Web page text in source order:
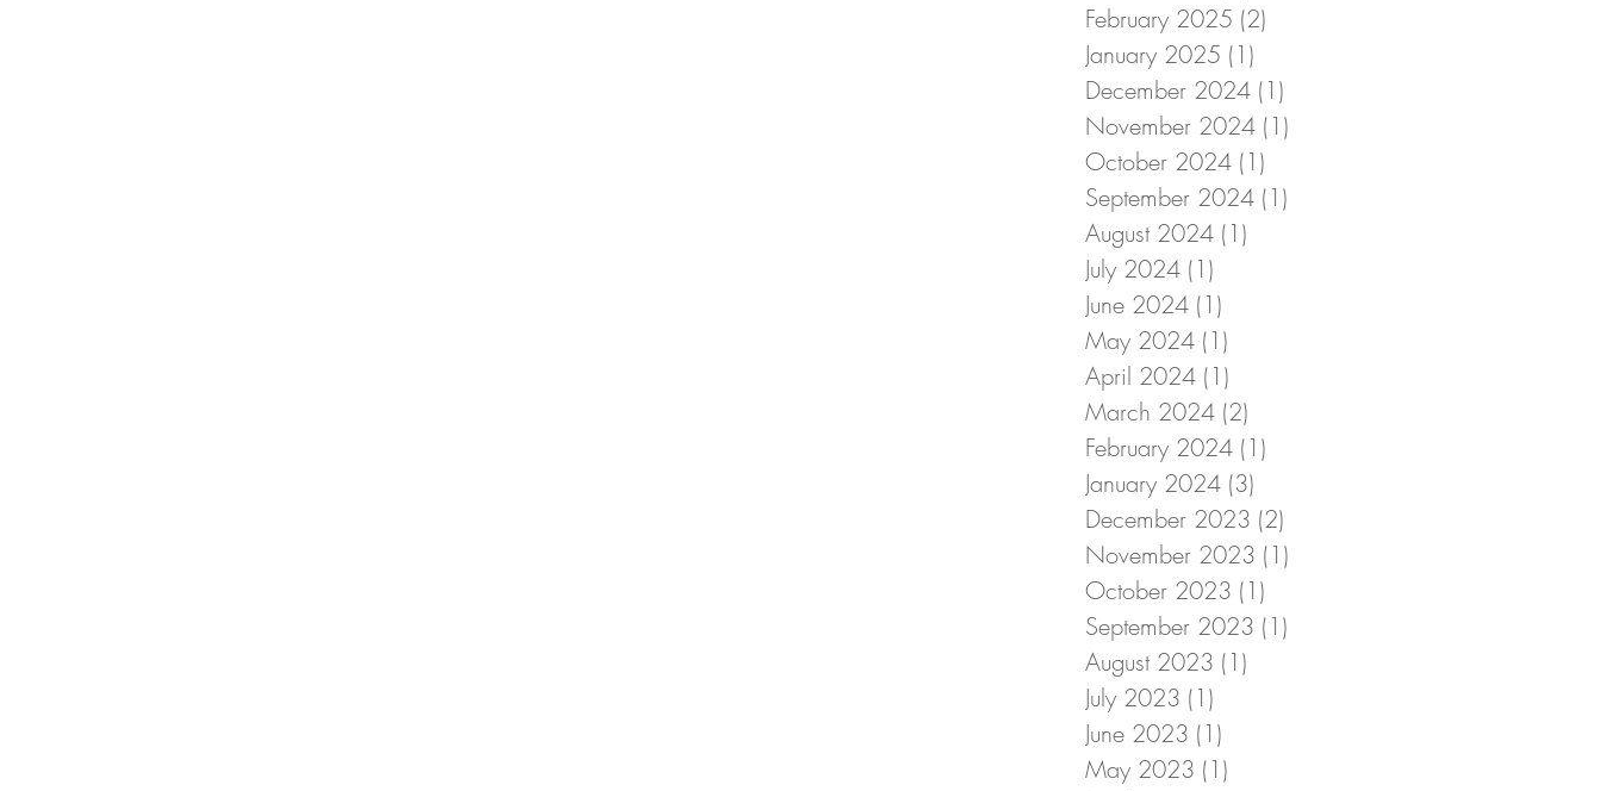
February 2025 (2)
January 2025 (1)
December 2024 (1)
November 2024 (1)
October 2024 (1)
September 2024 (1)
August 2024 (1)
July 2024 (1)
June 2024 (1)
May 2024 (1)
April 2024 (1)
March 2024 (2)
February 2024 (1)
January 2024 (3)
December 2023 (2)
November 2023 (1)
October 2023 (1)
September 2023 (1)
August 2023 (1)
July 2023 (1)
June 2023 (1)
May 2023 (1)